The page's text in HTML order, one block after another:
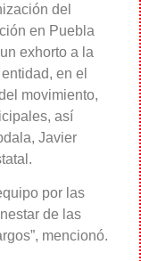
del
en Puebla
exhorto a la
en el
movimiento,
así
Javier
por las
de las
mencionó.